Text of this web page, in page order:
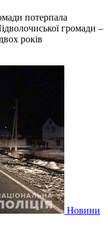
потерпала
громади –
років
Новини